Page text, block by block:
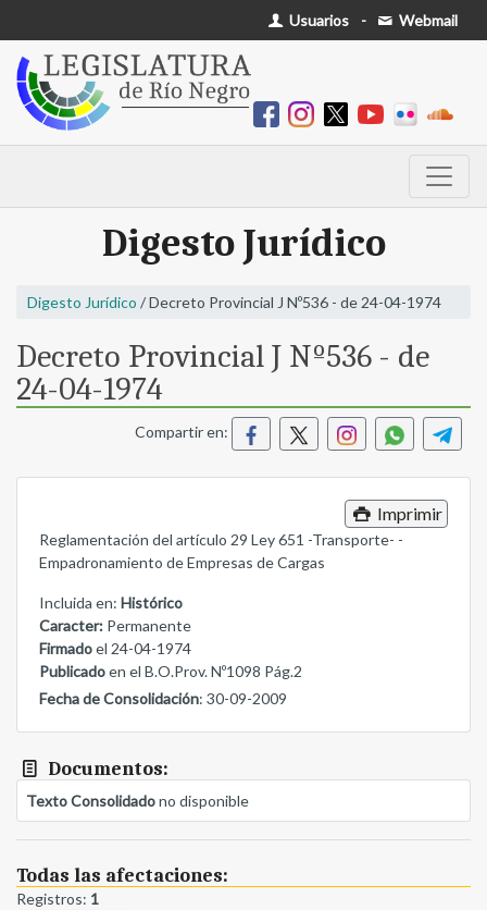
Usuarios - Webmail
Digesto Jurídico
Digesto Jurídico / Decreto Provincial J Nº536 - de 24-04-1974
Decreto Provincial J Nº536 - de
24-04-1974
Compartir en:
Imprimir
Reglamentación del artículo 29 Ley 651 -Transporte- -
Empadronamiento de Empresas de Cargas
Incluida en: Histórico
Caracter: Permanente
Firmadoel 24-04-1974
Publicadoen el B.O.Prov. Nº1098 Pág.2
Fecha de Consolidación: 30-09-2009
Documentos:
Texto Consolidadono disponible
Todas las afectaciones:
Registros: 1